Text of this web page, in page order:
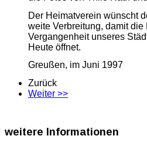
Der Heimatverein wünscht
weite Verbreitung, damit
Vergangenheit unseres
Heute öffnet.
Greußen, im Juni 1997
Zurück
Weiter >>
weitere Informationen